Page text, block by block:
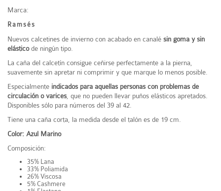
Marca:
Ramsés
Nuevos calcetines de invierno con acabado en canalé sin goma y sin
elásticode ningún tipo.
La caña del calcetín consigue ceñirse perfectamente a la pierna,
suavemente sin apretar ni comprimir y que marque lo menos posible.
Especialmente indicados para aquellas personas con problemas de
circulación o varices, que no pueden llevar puños elásticos apretados.
Disponibles sólo para números del 39 al 42.
Tiene una caña corta, la medida desde el talón es de 19 cm.
Color: Azul Marino
Composición:
35% Lana
33% Poliamida
26% Viscosa
5% Cashmere